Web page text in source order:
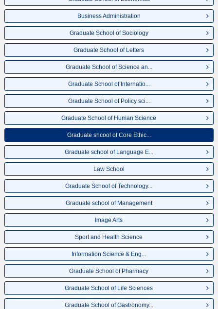
Business Administration
Graduate School of Sociology
Graduate School of Letters
Graduate School of Science an...
Graduate School of Internatio...
Graduate School of Policy sci...
Graduate School of Human Science
Graduate shcool of Core Ethic...
Graduate school of Language E...
Law School
Graduate School of Technology...
Graduate school of Management
Image Arts
Sport and Health Science
Information Science & Eng...
Graduate School of Pharmacy
Graduate School of Life Sciences
Graduate School of Gastronomy...